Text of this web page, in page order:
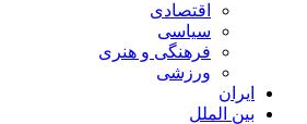
اقتصادی
سیاسی
فرهنگی و هنری
ورزشی
ایران
بین الملل